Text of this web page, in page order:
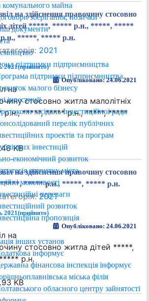
майна
зберігання, позички
документи
підтримки підприємництва
підтримки підприємництва
малого бізнесу
інвестиції
засідань Інвестиційної ради
перелік публічних
проектів та програм
інвестицій
економічний розвиток
розвитку міста
можливості
переваги
розвиток
пропозиція
інших установ
інформує
фінансова інспекція інформує
міська філія
обласного центру зайнятості
на здійснення правочину стосовно
дітей *****, ***** р.н., *****, *****
р.н., *****, ***** р.н.
2021
2021(прийнято)
Опубліковано: 24.06.2021
на
стосовно житла малолітніх
р.н., *****, ***** р.н., *****, *****
KB
на здійснення правочину стосовно
*****, ***** р.н., *****, ***** р.н.
2021
2021(прийнято)
Опубліковано: 24.06.2021
на
стосовно житла дітей *****,
р.н.
KB